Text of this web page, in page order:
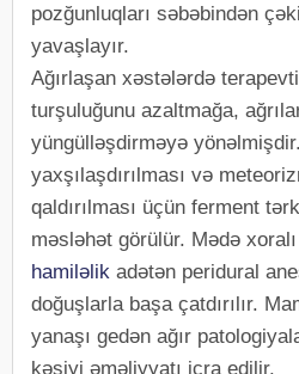
pozğunluqları səbəbindən
yavaşlayır.
Ağırlaşan xəstələrdə
turşuluğunu azaltmağa,
yüngülləşdirməyə
yaxşılaşdırılması və
qaldırılması üçün ferment
məsləhət görülür. Mədə
hamiləlik adətən peridural
doğuşlarla başa çatdırılır.
yanaşı gedən ağır
kəsiyi əməliyyatı icra edilir.